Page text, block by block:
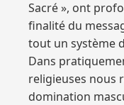
Sacré », ont
finalité du
tout un système
Dans
religieuses nous
domination